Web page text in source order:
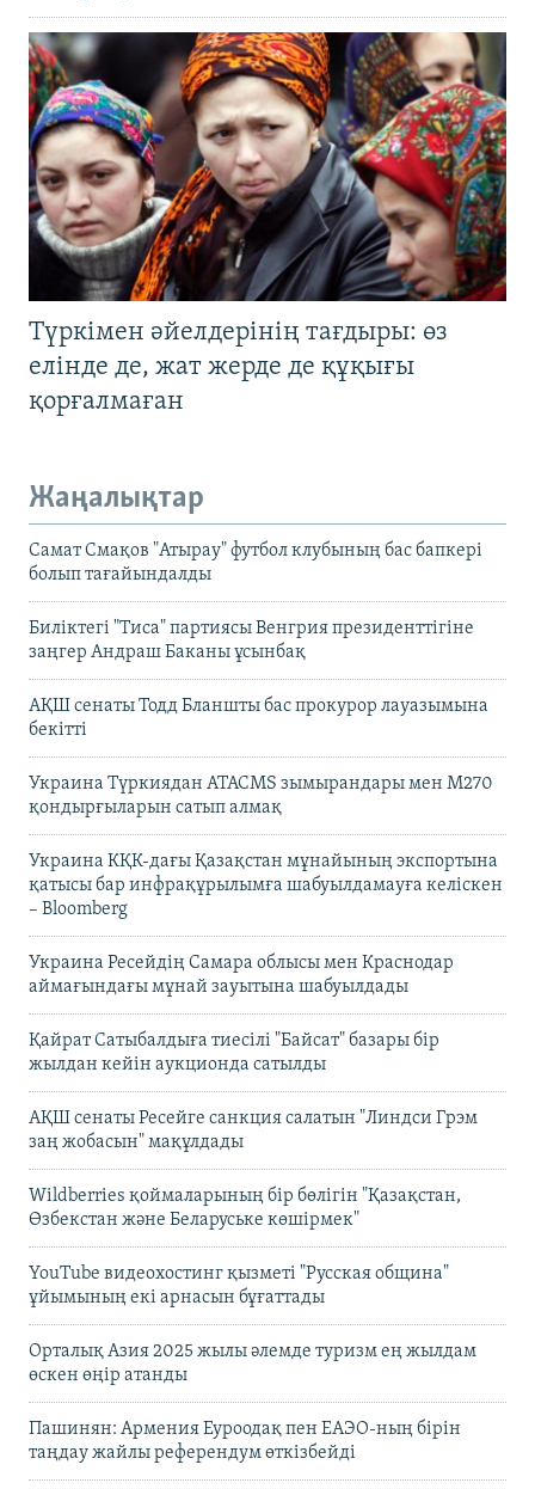
Түркімен әйелдерінің тағдыры: өз
елінде де, жат жерде де құқығы
қорғалмаған
Жаңалықтар
Самат Смақов "Атырау" футбол клубының бас бапкері
болып тағайындалды
Биліктегі "Тиса" партиясы Венгрия президенттігіне
заңгер Андраш Баканы ұсынбақ
АҚШ сенаты Тодд Бланшты бас прокурор лауазымына
бекітті
Украина Түркиядан ATACMS зымырандары мен M270
қондырғыларын сатып алмақ
Украина КҚК-дағы Қазақстан мұнайының экспортына
қатысы бар инфрақұрылымға шабуылдамауға келіскен
– Bloomberg
Украина Ресейдің Самара облысы мен Краснодар
аймағындағы мұнай зауытына шабуылдады
Қайрат Сатыбалдыға тиесілі "Байсат" базары бір
жылдан кейін аукционда сатылды
АҚШ сенаты Ресейге санкция салатын "Линдси Грэм
заң жобасын" мақұлдады
Wildberries қоймаларының бір бөлігін "Қазақстан,
Өзбекстан және Беларуське көшірмек"
YouTube видеохостинг қызметі "Русская община"
ұйымының екі арнасын бұғаттады
Орталық Азия 2025 жылы әлемде туризм ең жылдам
өскен өңір атанды
Пашинян: Армения Еуроодақ пен ЕАЭО-ның бірін
таңдау жайлы референдум өткізбейді